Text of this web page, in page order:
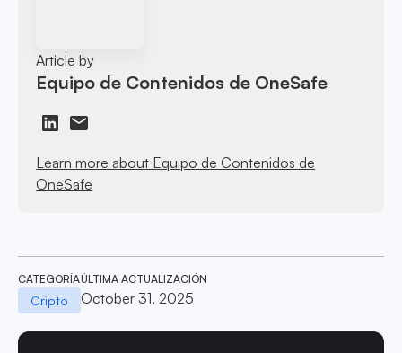
Article by
Equipo de Contenidos de OneSafe
Learn more about Equipo de Contenidos de
OneSafe
CATEGORÍA
Cripto
ÚLTIMA ACTUALIZACIÓN
October 31, 2025